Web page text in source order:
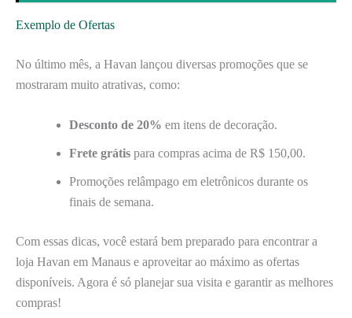
Exemplo de Ofertas
No último mês, a Havan lançou diversas promoções que se
mostraram muito atrativas, como:
Desconto de 20% em itens de decoração.
Frete grátis para compras acima de R$ 150,00.
Promoções relâmpago em eletrônicos durante os
finais de semana.
Com essas dicas, você estará bem preparado para encontrar a
loja Havan em Manaus e aproveitar ao máximo as ofertas
disponíveis. Agora é só planejar sua visita e garantir as melhores
compras!